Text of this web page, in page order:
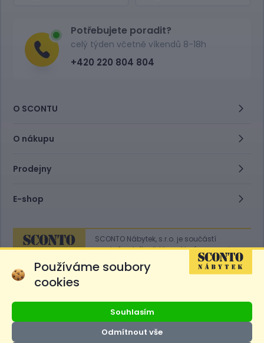
Potřebujete poradit?
celý týden včetně víkendů 8-18h
+420 220 804 804
O SCONTU
O nákupu
Prodejny
E-shop
SCONTO Nábytek, s.r.o. je součástí
mezinárodního řetězce, který provozuje
obchodní domy
Sconto.
Používáme soubory
cookies
Souhlasím
Odmítnout vše